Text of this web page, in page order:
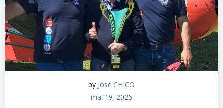
by José CHICO
mai 19, 2026